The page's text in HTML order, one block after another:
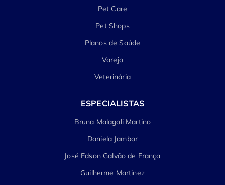
Pet Care
Pet Shops
Planos de Saúde
Varejo
Veterinária
ESPECIALISTAS
Bruna Malagoli Martino
Daniela Jambor
José Edson Galvão de França
Guilherme Martinez